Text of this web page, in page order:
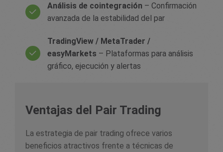
Análisis de cointegración – Confirmación
avanzada de la estabilidad del par
TradingView / MetaTrader /
easyMarkets – Plataformas para análisis
gráfico, ejecución y alertas
Ventajas del Pair Trading
La estrategia de pair trading ofrece varios
beneficios atractivos frente a técnicas de